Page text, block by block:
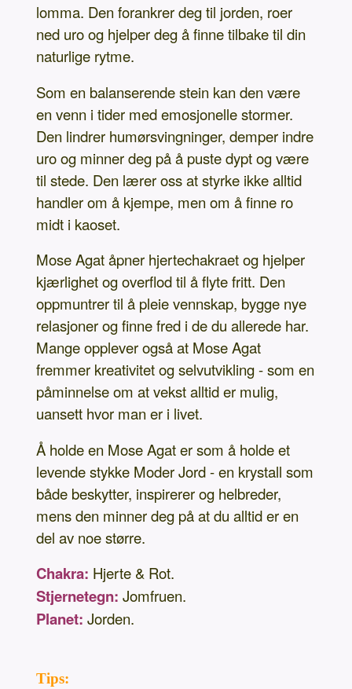
lomma. Den forankrer deg til jorden, roer
ned uro og hjelper deg å finne tilbake til din
naturlige rytme.
Som en balanserende stein kan den være
en venn i tider med emosjonelle stormer.
Den lindrer humørsvingninger, demper indre
uro og minner deg på å puste dypt og være
til stede. Den lærer oss at styrke ikke alltid
handler om å kjempe, men om å finne ro
midt i kaoset.
Mose Agat åpner hjertechakraet og hjelper
kjærlighet og overflod til å flyte fritt. Den
oppmuntrer til å pleie vennskap, bygge nye
relasjoner og finne fred i de du allerede har.
Mange opplever også at Mose Agat
fremmer kreativitet og selvutvikling - som en
påminnelse om at vekst alltid er mulig,
uansett hvor man er i livet.
Å holde en Mose Agat er som å holde et
levende stykke Moder Jord - en krystall som
både beskytter, inspirerer og helbreder,
mens den minner deg på at du alltid er en
del av noe større.
Chakra: Hjerte & Rot.
Stjernetegn: Jomfruen.
Planet: Jorden.
Tips: